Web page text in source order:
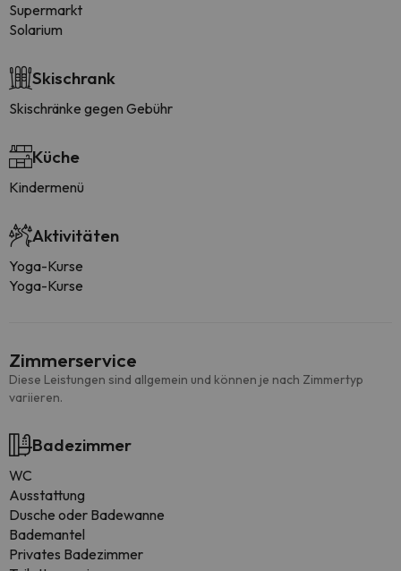
Supermarkt
Solarium
Skischrank
Skischränke gegen Gebühr
Küche
Kindermenü
Aktivitäten
Yoga-Kurse
Yoga-Kurse
Zimmerservice
Diese Leistungen sind allgemein und können je nach Zimmertyp
variieren.
Badezimmer
WC
Ausstattung
Dusche oder Badewanne
Bademantel
Privates Badezimmer